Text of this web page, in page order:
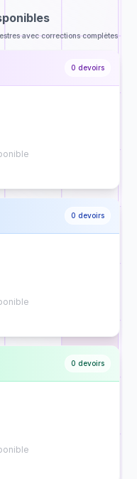
avec corrections complètes
0 devoirs
0 devoirs
0 devoirs